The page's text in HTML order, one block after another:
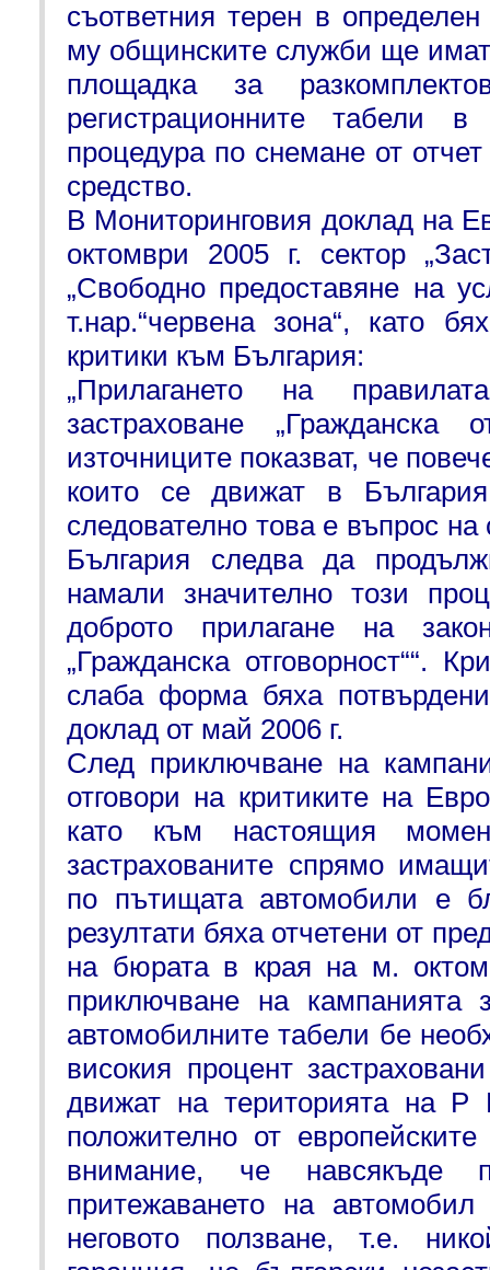
съответния терен в
му общинските служби ще имат
площадка за
регистрационните табели
процедура по снемане от
средство.
В Мониторинговия доклад на
октомври 2005 г. сектор
„Свободно предоставяне на
т.нар.“червена зона“, като
критики към България:
„Прилагането на
застраховане „Гражданска
източниците показват, че
които се движат в
следователно това е въпрос на
България следва да
намали значително този
доброто прилагане на
„Гражданска отговорност““.
слаба форма бяха
доклад от май 2006 г.
След приключване на
отговори на критиките на
като към настоящия
застрахованите спрямо
по пътищата автомобили е
резултати бяха отчетени от
на бюрата в края на м.
приключване на кампанията
автомобилните табели бе
високия процент
движат на територията на Р
положително от
внимание, че навсякъде
притежаването на
неговото ползване, т.е.